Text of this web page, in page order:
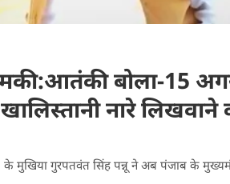
बोला-15
नारे लिखवाने
मुखिया गुरपतवंत सिंह पन्नू ने अब पंजाब के